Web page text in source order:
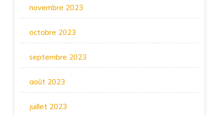
novembre 2023
octobre 2023
septembre 2023
août 2023
juillet 2023